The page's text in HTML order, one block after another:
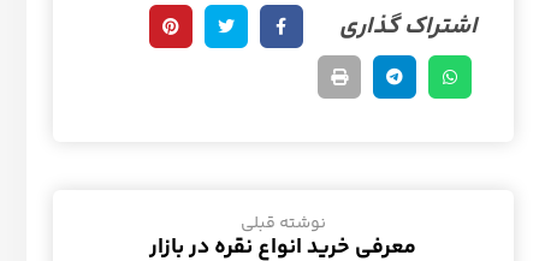
نوشته قبلی
معرفی خرید انواع نقره در بازار